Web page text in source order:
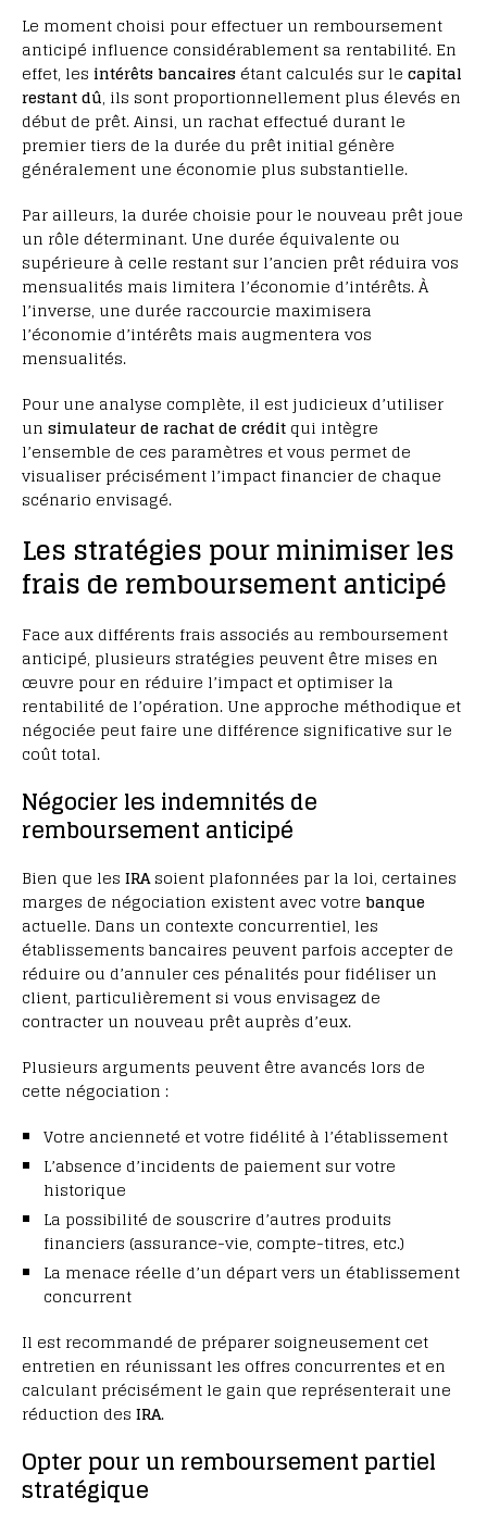
Le moment choisi pour effectuer un remboursement
anticipé influence considérablement sa rentabilité. En
effet, les intérêts bancaires étant calculés sur le capital
restant dû, ils sont proportionnellement plus élevés en
début de prêt. Ainsi, un rachat effectué durant le
premier tiers de la durée du prêt initial génère
généralement une économie plus substantielle.
Par ailleurs, la durée choisie pour le nouveau prêt joue
un rôle déterminant. Une durée équivalente ou
supérieure à celle restant sur l’ancien prêt réduira vos
mensualités mais limitera l’économie d’intérêts. À
l’inverse, une durée raccourcie maximisera
l’économie d’intérêts mais augmentera vos
mensualités.
Pour une analyse complète, il est judicieux d’utiliser
un simulateur de rachat de crédit qui intègre
l’ensemble de ces paramètres et vous permet de
visualiser précisément l’impact financier de chaque
scénario envisagé.
Les stratégies pour minimiser les
frais de remboursement anticipé
Face aux différents frais associés au remboursement
anticipé, plusieurs stratégies peuvent être mises en
œuvre pour en réduire l’impact et optimiser la
rentabilité de l’opération. Une approche méthodique et
négociée peut faire une différence significative sur le
coût total.
Négocier les indemnités de
remboursement anticipé
Bien que les IRAsoient plafonnées par la loi, certaines
marges de négociation existent avec votre banque
actuelle. Dans un contexte concurrentiel, les
établissements bancaires peuvent parfois accepter de
réduire ou d’annuler ces pénalités pour fidéliser un
client, particulièrement si vous envisagez de
contracter un nouveau prêt auprès d’eux.
Plusieurs arguments peuvent être avancés lors de
cette négociation :
Votre ancienneté et votre fidélité à l’établissement
L’absence d’incidents de paiement sur votre
historique
La possibilité de souscrire d’autres produits
financiers (assurance-vie, compte-titres, etc.)
La menace réelle d’un départ vers un établissement
concurrent
Il est recommandé de préparer soigneusement cet
entretien en réunissant les offres concurrentes et en
calculant précisément le gain que représenterait une
réduction des IRA.
Opter pour un remboursement partiel
stratégique